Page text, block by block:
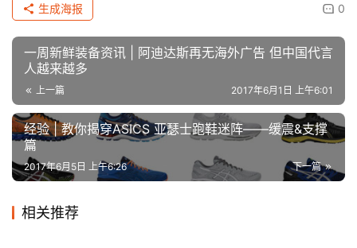
0
生成海报
一周新鲜装备资讯 | 阿迪达斯再无海外广告 但中国代言
人越来越多
上一篇 2017年6月1日 上午6:01
经验 | 教你揭穿ASICS 亚瑟士跑鞋迷阵——缓震&支撑
篇
下一篇
2017年6月5日 上午6:26
相关推荐